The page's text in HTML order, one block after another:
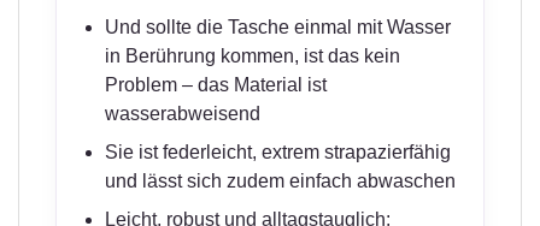
Und sollte die Tasche einmal mit Wasser
in Berührung kommen, ist das kein
Problem – das Material ist
wasserabweisend
Sie ist federleicht, extrem strapazierfähig
und lässt sich zudem einfach abwaschen
Leicht, robust und alltagstauglich: